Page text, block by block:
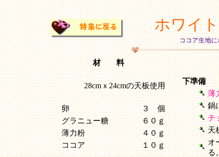
ホワイ
ココア生地
材 料
28cmｘ24cmの天板使用
卵
３ 個
グラニュー糖
６０ｇ
薄力粉
４０ｇ
ココア
１０ｇ
下準備
薄
鍋
チ
天
オ
る